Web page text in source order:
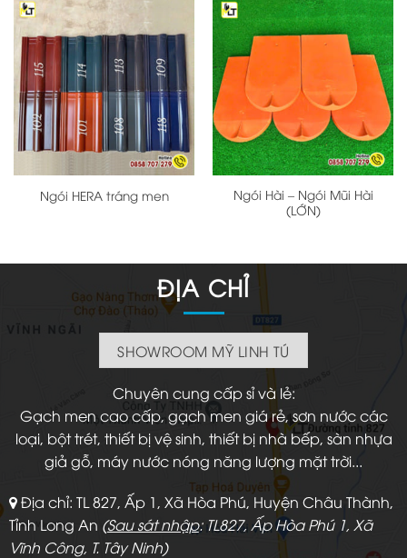
Ngói HERA tráng men
Ngói Hài – Ngói Mũi Hài
(LỚN)
ĐỊA CHỈ
SHOWROOM MỸ LINH TÚ
Chuyên cung cấp sỉ và lẻ:
Gạch men cao cấp, gạch men giá rẻ, sơn nước các
loại, bột trét, thiết bị vệ sinh, thiết bị nhà bếp, sàn nhựa
giả gỗ, máy nước nóng năng lượng mặt trời...
Địa chỉ: TL 827, Ấp 1, Xã Hòa Phú, Huyện Châu Thành,
Tỉnh Long An (Sau sát nhập: TL827, Ấp Hòa Phú 1, Xã
Vĩnh Công, T. Tây Ninh)